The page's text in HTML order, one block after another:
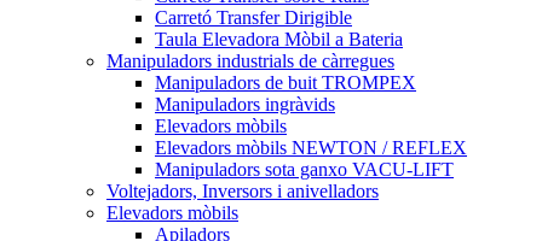
Carretó Transfer Dirigible
Taula Elevadora Mòbil a Bateria
Manipuladors industrials de càrregues
Manipuladors de buit TROMPEX
Manipuladors ingràvids
Elevadors mòbils
Elevadors mòbils NEWTON / REFLEX
Manipuladors sota ganxo VACU-LIFT
Voltejadors, Inversors i anivelladors
Elevadors mòbils
Apiladors